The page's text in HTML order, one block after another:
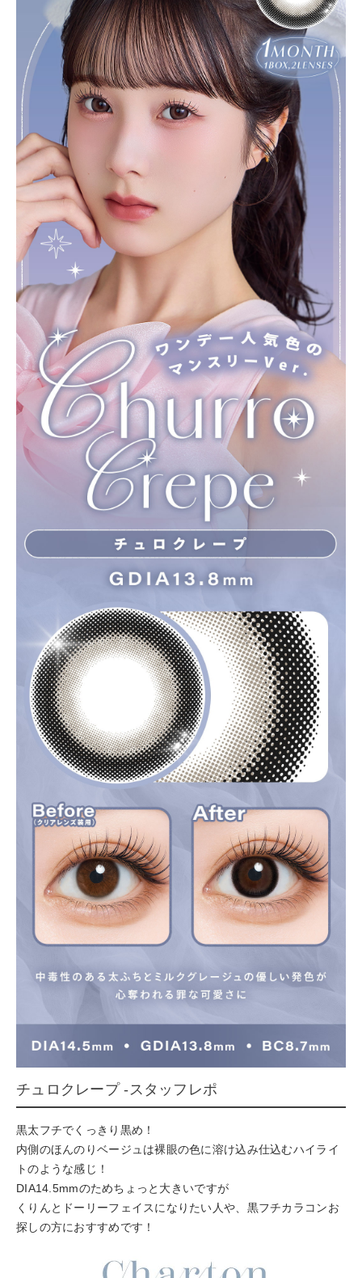
チュロクレープ -スタッフレポ
黒太フチでくっきり黒め！
内側のほんのりベージュは裸眼の色に溶け込み仕込むハイライ
トのような感じ！
DIA14.5mmのためちょっと大きいですが
くりんとドーリーフェイスになりたい人や、黒フチカラコンお
探しの方におすすめです！